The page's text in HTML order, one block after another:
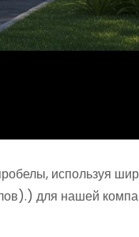
используя
для нашей